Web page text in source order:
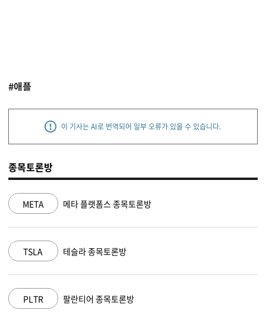
#애플
이 기사는 AI로 번역되어 일부 오류가 있을 수 있습니다.
종목토론방
NVDA 엔비디아 종목토론방
MSFT 마이크로소프트 종목토론방
AAPL 애플 종목토론방